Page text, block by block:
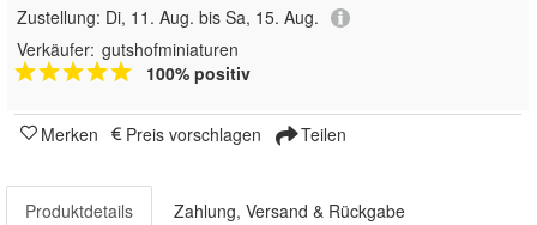
Zustellung: Di, 11. Aug. bis Sa, 15. Aug.
Verkäufer: gutshofminiaturen
100% positiv
Merken Preis vorschlagen Teilen
Produktdetails Zahlung, Versand & Rückgabe